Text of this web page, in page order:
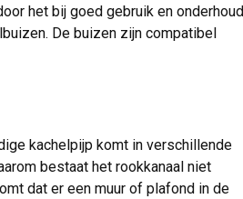
het bij goed gebruik en onderhoud
De buizen zijn compatibel
kachelpijp komt in verschillende
bestaat het rookkanaal niet
dat er een muur of plafond in de